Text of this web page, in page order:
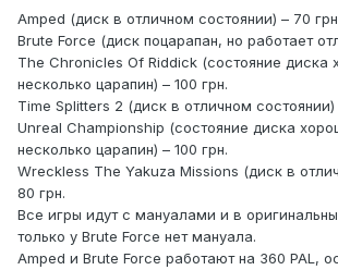
Amped (диск в отличном состоянии) – 70
Brute Force (диск поцарапан, но работает
The Chronicles Of Riddick (состояние диска
несколько царапин) – 100 грн.
Time Splitters 2 (диск в отличном состоянии)
Unreal Championship (состояние диска
несколько царапин) – 100 грн.
Wreckless The Yakuza Missions (диск в
80 грн.
Все игры идут с мануалами и в
только у Brute Force нет мануала.
Amped и Brute Force работают на 360 PAL,